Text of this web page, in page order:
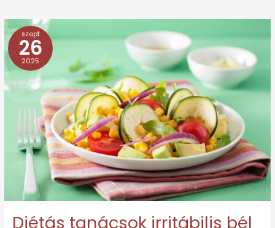
szept
26
2025
Diétás tanácsok irritábilis bél
Diétás
tanácsok
irritábilis
bél
szindrómában
szenvedőknek